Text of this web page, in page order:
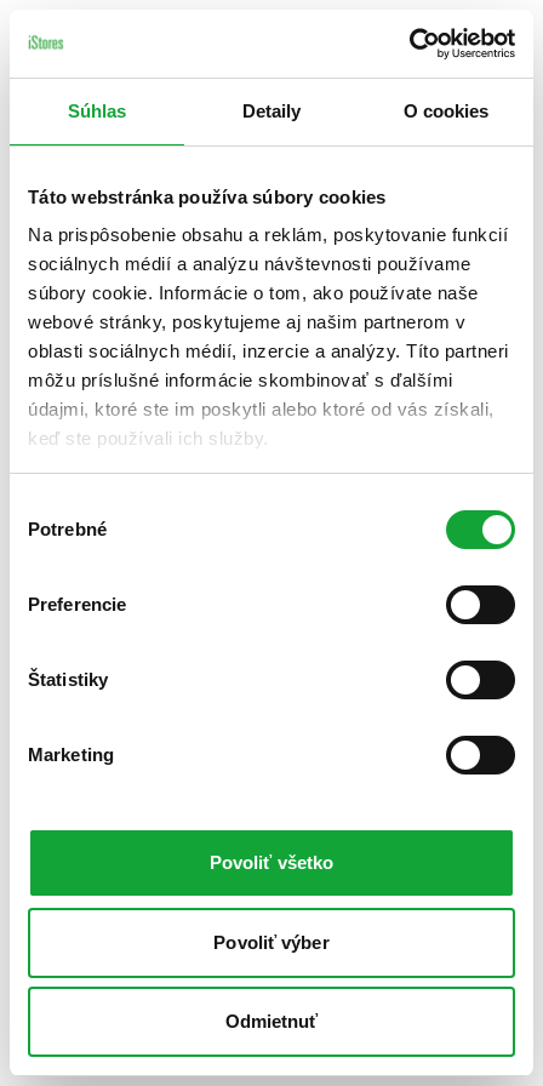
Súhlas Detaily O cookies
Táto webstránka používa súbory cookies
Na prispôsobenie obsahu a reklám, poskytovanie funkcií
sociálnych médií a analýzu návštevnosti používame
súbory cookie. Informácie o tom, ako používate naše
webové stránky, poskytujeme aj našim partnerom v
oblasti sociálnych médií, inzercie a analýzy. Títo partneri
môžu príslušné informácie skombinovať s ďalšími
údajmi, ktoré ste im poskytli alebo ktoré od vás získali,
keď ste používali ich služby.
súhlasu
Potrebné
Preferencie
Štatistiky
Marketing
Povoliť všetko
Povoliť výber
Odmietnuť